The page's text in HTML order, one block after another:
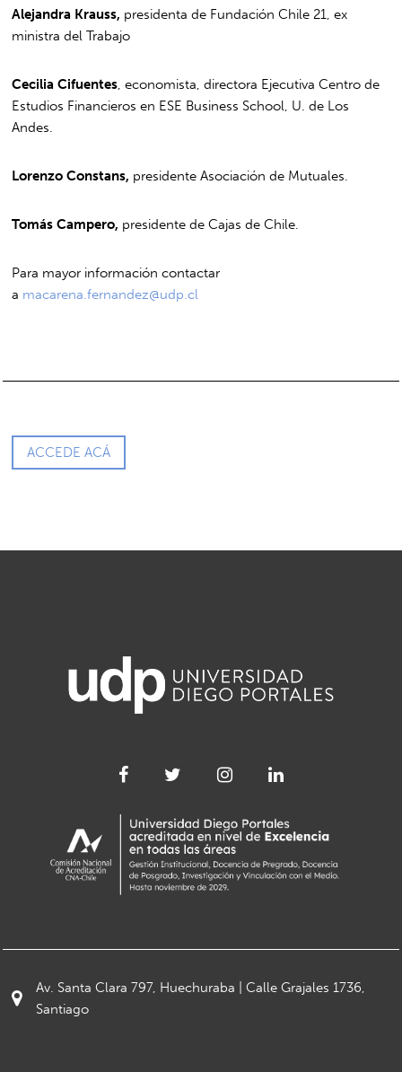
Alejandra Krauss, presidenta de Fundación Chile 21, ex
ministra del Trabajo
Cecilia Cifuentes, economista, directora Ejecutiva Centro de
Estudios Financieros en ESE Business School, U. de Los
Andes.
Lorenzo Constans, presidente Asociación de Mutuales.
Tomás Campero, presidente de Cajas de Chile.
Para mayor información contactar
a macarena.fernandez@udp.cl
ACCEDE ACÁ
Av. Santa Clara 797, Huechuraba | Calle Grajales 1736,
Santiago